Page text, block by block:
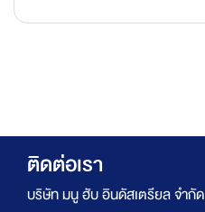
ติดต่อเรา
บริษัท มนู ฮับ อินดัสเตรียล จำกัด